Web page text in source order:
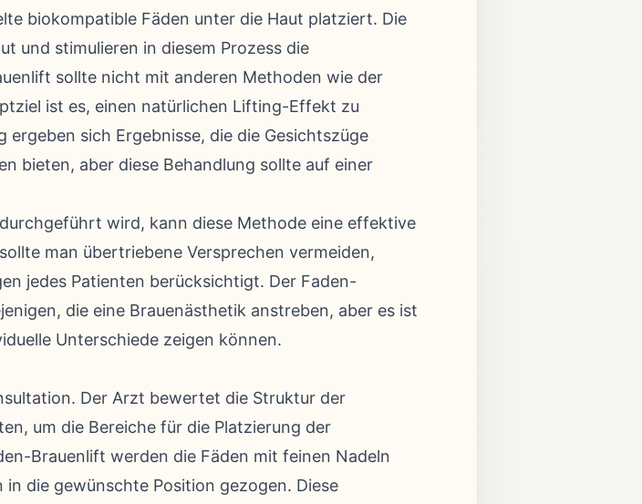
biokompatible Fäden unter die Haut platziert. Die
und stimulieren in diesem Prozess die
sollte nicht mit anderen Methoden wie der
ist es, einen natürlichen Lifting-Effekt zu
sich Ergebnisse, die die Gesichtszüge
bieten, aber diese Behandlung sollte auf einer
wird, kann diese Methode eine effektive
man übertriebene Versprechen vermeiden,
jedes Patienten berücksichtigt. Der Faden-
die eine Brauenästhetik anstreben, aber es ist
Unterschiede zeigen können.
Der Arzt bewertet die Struktur der
um die Bereiche für die Platzierung der
Brauenlift werden die Fäden mit feinen Nadeln
die gewünschte Position gezogen. Diese